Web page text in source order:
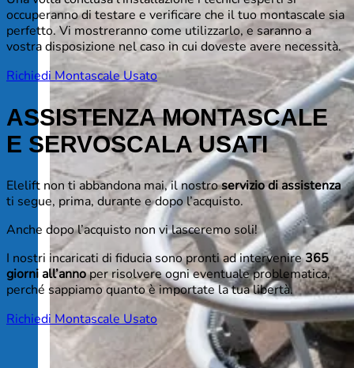
occuperanno di testare e verificare che il tuo montascale sia
perfetto. Vi mostreranno come utilizzarlo, e saranno a
vostra disposizione nel caso in cui doveste avere necessità.
Richiedi Montascale Usato
ASSISTENZA MONTASCALE
E SERVOSCALA USATI
Elelift non ti abbandona mai, il nostroservizio di assistenza
ti segue, prima, durante e dopo l’acquisto.
Anche dopo l’acquisto non vi lasceremo soli!
I nostri incaricati di fiducia sono pronti ad intervenire365
giorni all’annoper risolvere ogni eventuale problematica,
perché sappiamo quanto è importate la tua libertà.
Richiedi Montascale Usato